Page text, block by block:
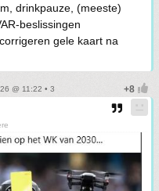
drinkpauze, (meeste)
beslissingen
gele kaart na
@ 11:22 • 3